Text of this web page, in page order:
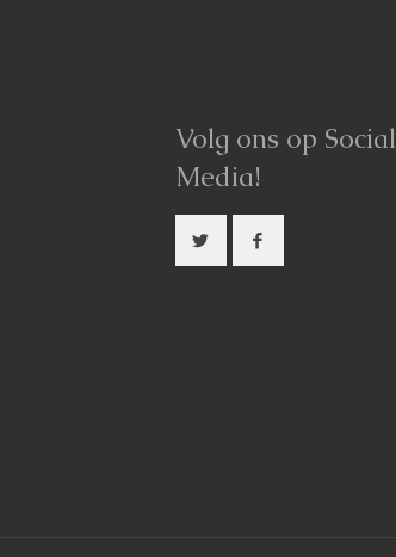
Volg ons op Social
Media!